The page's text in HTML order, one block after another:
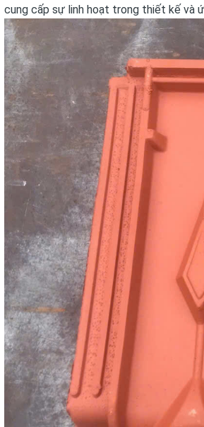
cung cấp sự linh hoạt trong thiết kế và